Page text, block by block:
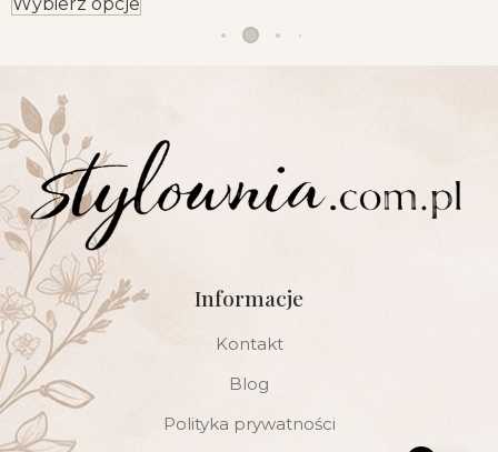
Informacje
Kontakt
Blog
Polityka prywatności